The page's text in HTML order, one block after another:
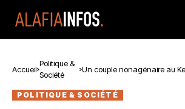
Accueil
Politique &
Société
Un couple nonagénaire au
POLITIQUE & SOCIÉTÉ